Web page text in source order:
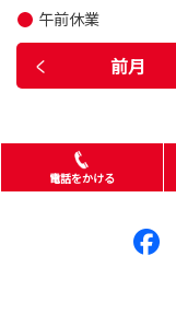
前月
午前休業
電話をかける